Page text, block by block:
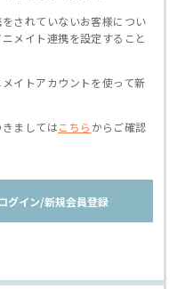
されていないお客様につい
メイト連携を設定すること
イトアカウントを使って新
ましてはこちら からご確認
グイン/新規会員登録